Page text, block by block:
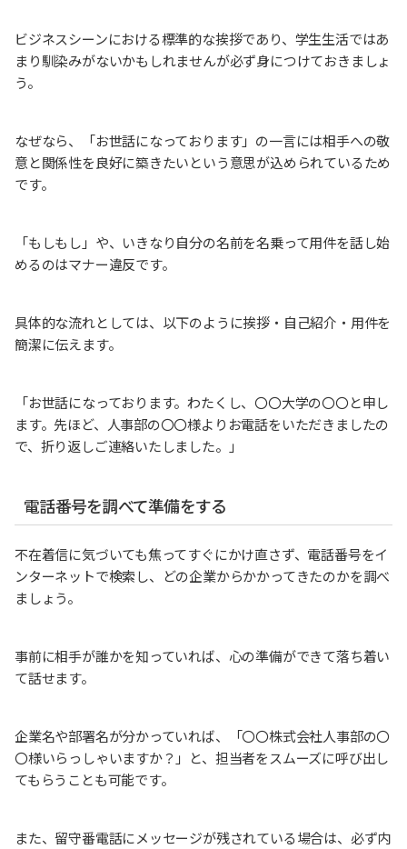
ビジネスシーンにおける標準的な挨拶であり、学生生活ではあ
まり馴染みがないかもしれませんが必ず身につけておきましょ
う。
なぜなら、「お世話になっております」の一言には相手への敬
意と関係性を良好に築きたいという意思が込められているため
です。
「もしもし」や、いきなり自分の名前を名乗って用件を話し始
めるのはマナー違反です。
具体的な流れとしては、以下のように挨拶・自己紹介・用件を
簡潔に伝えます。
「お世話になっております。わたくし、〇〇大学の〇〇と申し
ます。先ほど、人事部の〇〇様よりお電話をいただきましたの
で、折り返しご連絡いたしました。」
電話番号を調べて準備をする
不在着信に気づいても焦ってすぐにかけ直さず、電話番号をイ
ンターネットで検索し、どの企業からかかってきたのかを調べ
ましょう。
事前に相手が誰かを知っていれば、心の準備ができて落ち着い
て話せます。
企業名や部署名が分かっていれば、「〇〇株式会社人事部の〇
〇様いらっしゃいますか？」と、担当者をスムーズに呼び出し
てもらうことも可能です。
また、留守番電話にメッセージが残されている場合は、必ず内